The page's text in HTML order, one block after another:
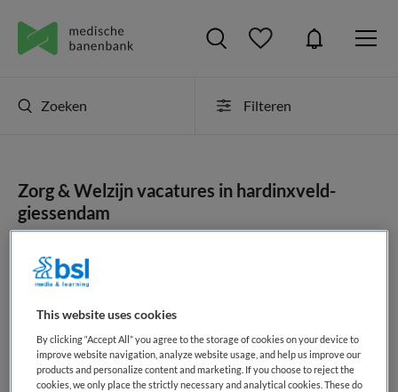
Zoeken Filteren
Zorg & Welzijn vacatures in hardinxveld-
giessendam
uw zoekopdracht aan en zoek opnieuw.
JobAlert instellen
This website uses cookies
By clicking “Accept All” you agree to the storage of cookies on your device to
improve website navigation, analyze website usage, and help us improve our
products and personalize content and marketing. If you choose to reject the
cookies, we only place the strictly necessary and analytical cookies. These do